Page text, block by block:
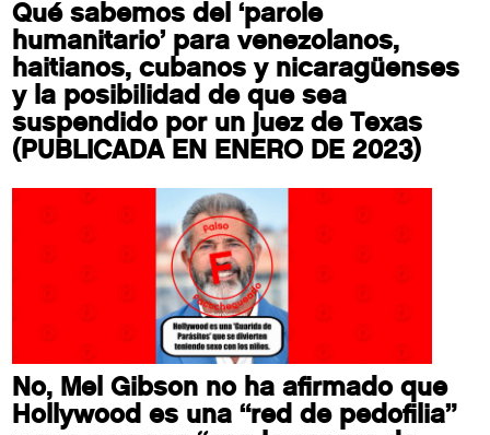
Qué sabemos del ‘parole
humanitario’ para venezolanos,
haitianos, cubanos y nicaragüenses
y la posibilidad de que sea
suspendido por un juez de Texas
(PUBLICADA EN ENERO DE 2023)
No, Mel Gibson no ha afirmado que
Hollywood es una “red de pedofilia”